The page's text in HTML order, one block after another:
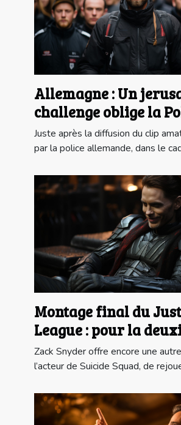
Allemagne : Un
challenge oblige la
Allemande à payer
d'auteur
Juste après la diffusion du clip
par la police allemande, dans le
Montage final du
League : pour la
Jared Leto incarne le
Zack Snyder offre encore une
l’acteur de Suicide Squad, de